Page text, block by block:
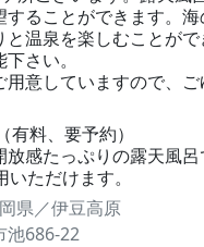
することができます。
と温泉を楽しむことが
さい。
用意していますので、
有料、要予約）
感たっぷりの露天風呂
ただけます。
県／伊豆高原
池686-22